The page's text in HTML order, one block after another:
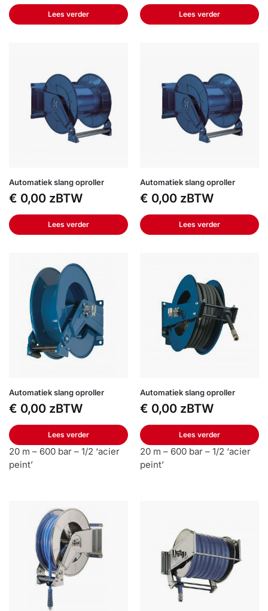
Lees verder Lees verder
Automatiek slang oproller
€ 0,00 zBTW
Lees verder
Automatiek slang oproller
€ 0,00 zBTW
Lees verder
Automatiek slang oproller
€ 0,00 zBTW
Lees verder
20 m – 600 bar – 1/2 ‘acier
peint’
Automatiek slang oproller
€ 0,00 zBTW
Lees verder
20 m – 600 bar – 1/2 ‘acier
peint’